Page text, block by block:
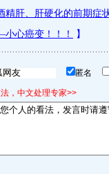
匿名
，中文处理专家>>